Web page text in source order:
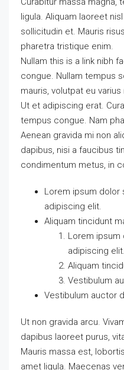
ligula. Aliquam laoreet
sollicitudin et. Mauris
pharetra tristique enim.
Nullam this is a link nibh
congue. Nullam tempus
mauris, volutpat eu
Ut et adipiscing erat.
tempus congue. Nam
Aenean gravida mi non
dapibus, nisi a faucibus
condimentum metus, in
Lorem ipsum
adipiscing elit.
Aliquam tincidunt
Lorem
adipiscing elit.
Aliquam
Vestibulum
Vestibulum auctor
Ut non gravida arcu.
dapibus laoreet purus,
Mauris massa est,
amet ligula. Maecenas